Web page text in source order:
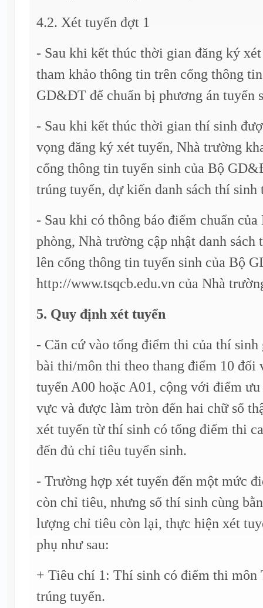
4.2. Xét tuyển đợt 1
- Sau khi kết thúc thời gian đăng ký
tham khảo thông tin trên cổng thông
GD&ĐT để chuẩn bị phương án tuyển
- Sau khi kết thúc thời gian thí sinh
vọng đăng ký xét tuyển, Nhà trường
cổng thông tin tuyển sinh của Bộ
trúng tuyển, dự kiến danh sách thí sinh
- Sau khi có thông báo điểm chuẩn
phòng, Nhà trường cập nhật danh
lên cổng thông tin tuyển sinh của Bộ
http://www.tsqcb.edu.vn của Nhà
5. Quy định xét tuyển
- Căn cứ vào tổng điểm thi của thí
bài thi/môn thi theo thang điểm 10 đối
tuyển A00 hoặc A01, cộng với điểm
vực và được làm tròn đến hai chữ số
xét tuyển từ thí sinh có tổng điểm thi
đến đủ chỉ tiêu tuyển sinh.
- Trường hợp xét tuyển đến một mức
còn chỉ tiêu, nhưng số thí sinh cùng
lượng chỉ tiêu còn lại, thực hiện xét
phụ như sau:
+ Tiêu chí 1: Thí sinh có điểm thi môn
trúng tuyển.